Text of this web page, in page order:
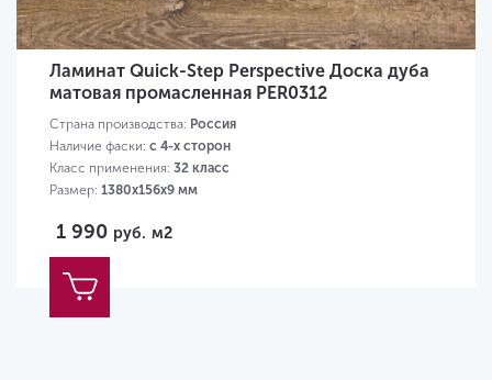
Ламинат Quick-Step Perspective Доска дуба
матовая промасленная PER0312
Страна производства: Россия
Наличие фаски: с 4-х сторон
Класс применения: 32 класс
Размер: 1380х156х9 мм
1 990 руб. м2